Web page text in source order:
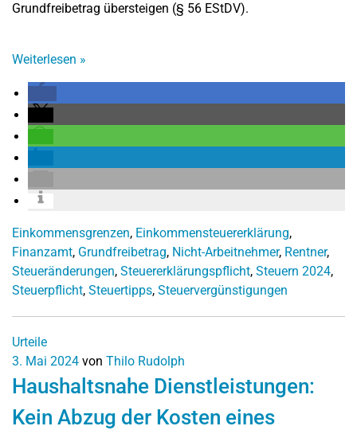
Grundfreibetrag übersteigen (§ 56 EStDV).
Weiterlesen »
Einkommensgrenzen, Einkommensteuererklärung,
Finanzamt, Grundfreibetrag, Nicht-Arbeitnehmer, Rentner,
Steueränderungen, Steuererklärungspflicht, Steuern 2024,
Steuerpflicht, Steuertipps, Steuervergünstigungen
Urteile
3. Mai 2024 von Thilo Rudolph
Haushaltsnahe Dienstleistungen:
Kein Abzug der Kosten eines